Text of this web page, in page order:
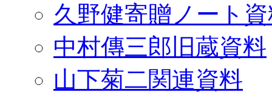
久野健寄贈ノート
中村傳三郎旧蔵資料
山下菊二関連資料